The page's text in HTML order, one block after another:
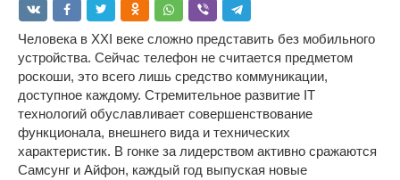
Человека в XXI веке сложно представить без мобильного
устройства. Сейчас телефон не считается предметом
роскоши, это всего лишь средство коммуникации,
доступное каждому. Стремительное развитие IT
технологий обуславливает совершенствование
функционала, внешнего вида и технических
характеристик. В гонке за лидерством активно сражаются
Самсунг и Айфон, каждый год выпуская новые